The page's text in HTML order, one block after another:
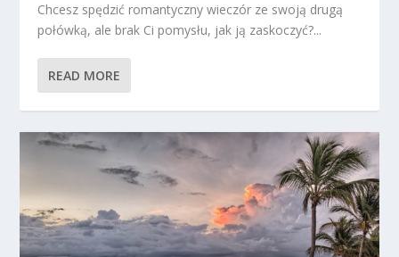
Chcesz spędzić romantyczny wieczór ze swoją drugą
połówką, ale brak Ci pomysłu, jak ją zaskoczyć?...
READ MORE